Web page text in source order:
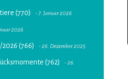
(770) 7. Januar 2026
2026
2026 (766) 26. Dezember 2025
(762) 26.